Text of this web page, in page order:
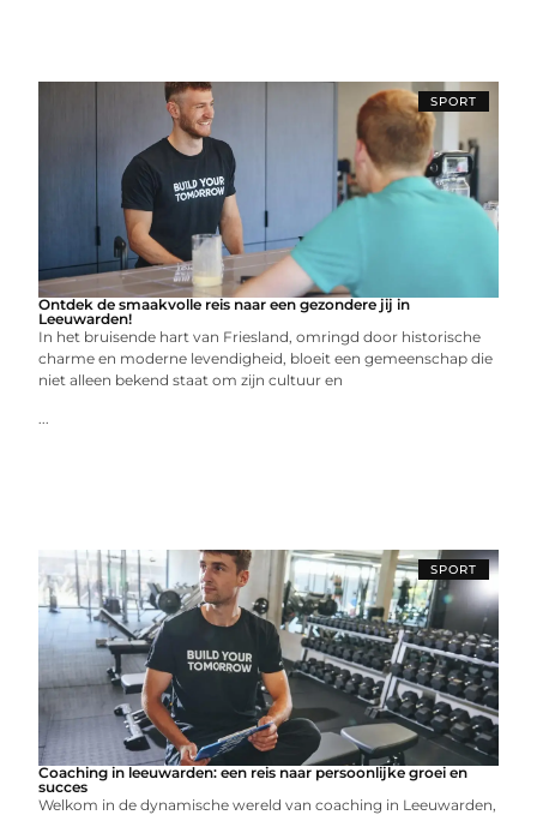
SPORT
Ontdek de smaakvolle reis naar een gezondere jij in
Leeuwarden!
In het bruisende hart van Friesland, omringd door historische
charme en moderne levendigheid, bloeit een gemeenschap die
niet alleen bekend staat om zijn cultuur en
...
SPORT
Coaching in leeuwarden: een reis naar persoonlijke groei en
succes
Welkom in de dynamische wereld van coaching in Leeuwarden,